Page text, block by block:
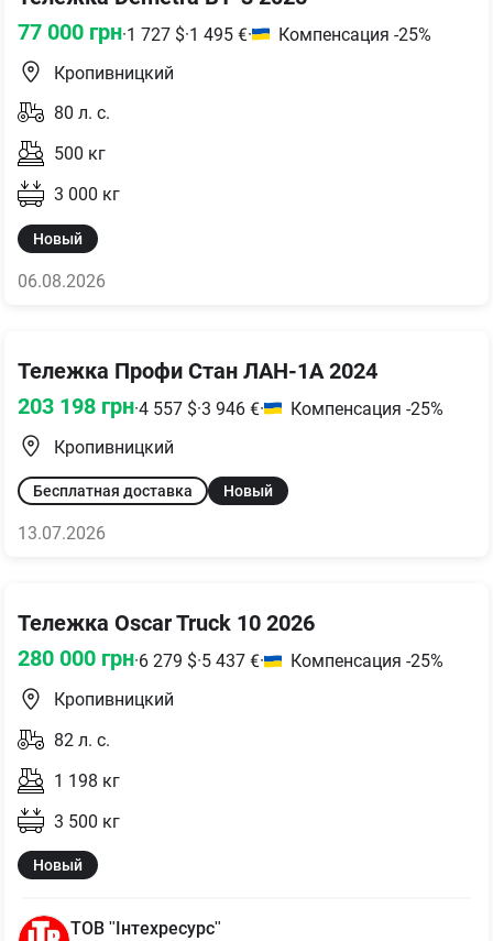
77 000 грн·1 727 $·1 495 €·
Компенсация -25%
Кропивницкий
80 л. с.
500 кг
3 000 кг
Новый
06.08.2026
Тележка Профи Стан ЛАН-1А 2024
203 198 грн·4 557 $·3 946 €·
Компенсация -25%
Кропивницкий
Бесплатная доставка Новый
13.07.2026
Тележка Oscar Truck 10 2026
280 000 грн·6 279 $·5 437 €·
Компенсация -25%
Кропивницкий
82 л. с.
1 198 кг
3 500 кг
Новый
ТОВ "Інтехресурс"